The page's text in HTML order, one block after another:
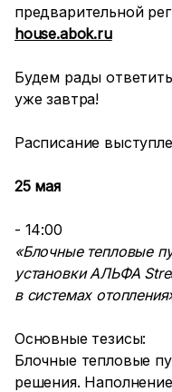
предварительной
house.abok.ru
Будем рады
уже завтра!
Расписание
25 мая
- 14:00
«Блочные тепловые
установки АЛЬФА
в системах
Основные тезисы:
Блочные тепловые
решения.